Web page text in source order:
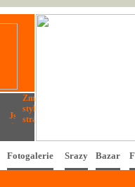
Fotogalerie Srazy Bazar